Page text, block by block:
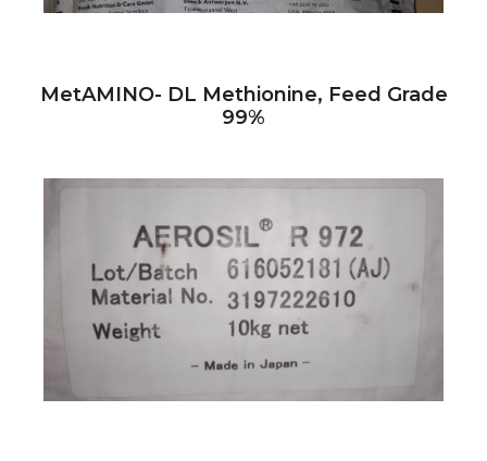
MetAMINO- DL Methionine, Feed Grade
99%